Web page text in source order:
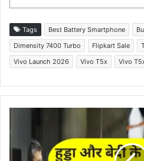
Tags Best Battery Smartphone
Dimensity 7400 Turbo
Flipkart Sale
Vivo Launch 2026
Vivo T5x Vivo